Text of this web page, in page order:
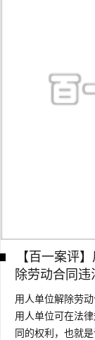
【百一案评
除劳动合同违
用人单位解除劳
用人单位可在法
同的权利，也就